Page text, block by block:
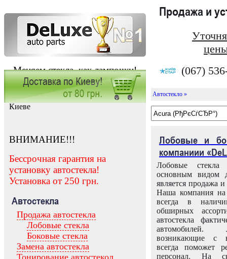
Меняем стекла, как лампочки!
Продажа и
(067)
Заказать установку автостекла в
Киеве
ВНИМАНИЕ!!!
Бессрочная гарантия на
установку автостекла!
Установка от 250 грн.
Автостекла
Продажа автостекла
Лобовые стекла
Боковые стекла
Замена автостекла
Тонирование автостекол
Автостекло »
Лобовые и
компаниии
Лобовые
основным видом
является продажа и
Наша компания на
всегда в
обширных
автостекла
возникающие с
всегда поможет
персонал. На